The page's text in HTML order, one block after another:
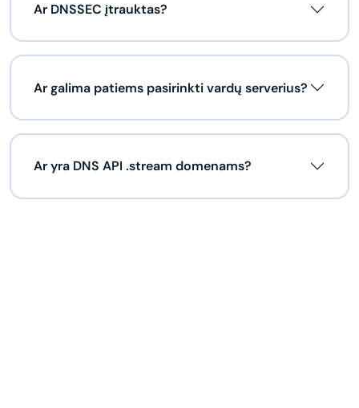
Ar DNSSEC įtrauktas?
Ar galima patiems pasirinkti vardų serverius?
Ar yra DNS API .stream domenams?